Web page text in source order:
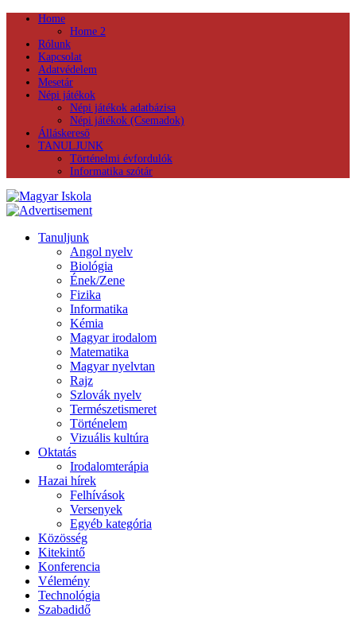
Home
Home 2
Rólunk
Kapcsolat
Adatvédelem
Mesetár
Népi játékok
Népi játékok adatbázisa
Népi játékok (Csemadok)
Álláskereső
TANULJUNK
Történelmi évfordulók
Informatika szótár
Tanuljunk
Angol nyelv
Biológia
Ének/Zene
Fizika
Informatika
Kémia
Magyar irodalom
Matematika
Magyar nyelvtan
Rajz
Szlovák nyelv
Természetismeret
Történelem
Vizuális kultúra
Oktatás
Irodalomterápia
Hazai hírek
Felhívások
Versenyek
Egyéb kategória
Közösség
Kitekintő
Konferencia
Vélemény
Technológia
Szabadidő